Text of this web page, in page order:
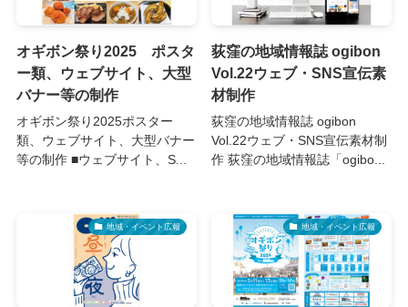
オギボン祭り2025 ポスタ
ー類、ウェブサイト、大型
バナー等の制作
オギボン祭り2025ポスター
類、ウェブサイト、大型バナー
等の制作 ■ウェブサイト、S...
荻窪の地域情報誌 ogibon
Vol.22ウェブ・SNS宣伝素
材制作
荻窪の地域情報誌 ogibon
Vol.22ウェブ・SNS宣伝素材制
作 荻窪の地域情報誌「ogibo...
地域・イベント広報 地域・イベント広報